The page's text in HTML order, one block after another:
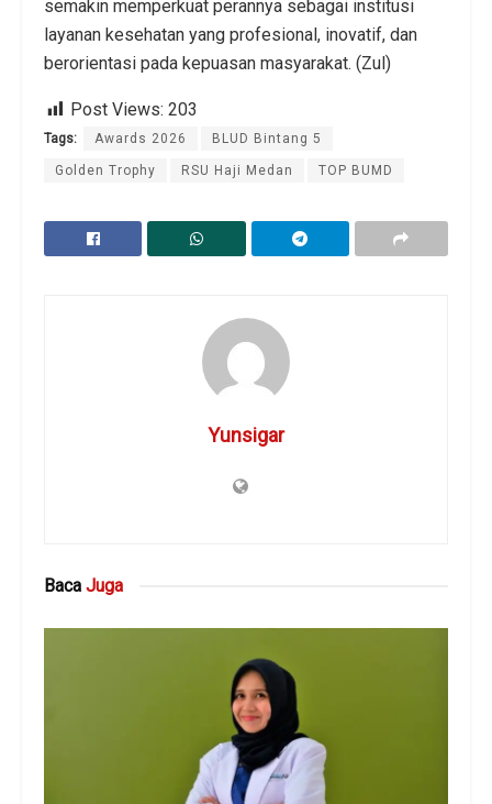
semakin memperkuat perannya sebagai institusi
layanan kesehatan yang profesional, inovatif, dan
berorientasi pada kepuasan masyarakat. (Zul)
Post Views: 203
Tags: Awards 2026 BLUD Bintang 5
Golden Trophy RSU Haji Medan TOP BUMD
Yunsigar
Baca Juga